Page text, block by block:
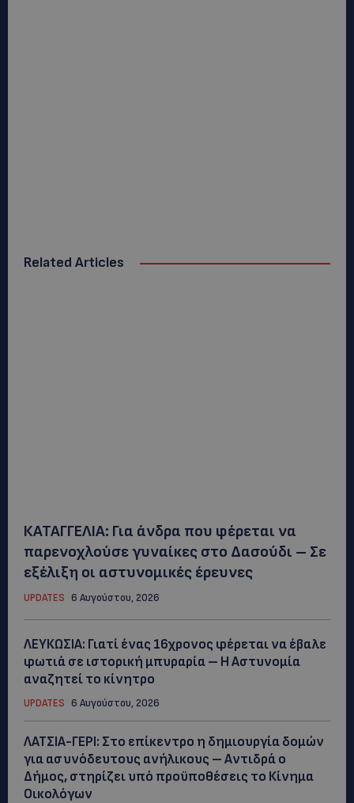
Related Articles
ΚΑΤΑΓΓΕΛΙΑ: Για άνδρα που φέρεται να
παρενοχλούσε γυναίκες στο Δασούδι – Σε
εξέλιξη οι αστυνομικές έρευνες
UPDATES 6 Αυγούστου, 2026
ΛΕΥΚΩΣΙΑ: Γιατί ένας 16χρονος φέρεται να έβαλε
φωτιά σε ιστορική μπυραρία – Η Αστυνομία
αναζητεί το κίνητρο
UPDATES 6 Αυγούστου, 2026
ΛΑΤΣΙΑ-ΓΕΡΙ: Στο επίκεντρο η δημιουργία δομών
για ασυνόδευτους ανήλικους – Αντιδρά ο
Δήμος, στηρίζει υπό προϋποθέσεις το Κίνημα
Οικολόγων